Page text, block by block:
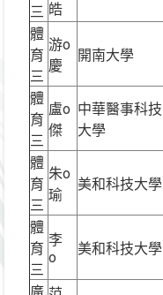
三 皓
體
育
三
游o
慶
開南大學
體
育
三
盧o
傑
中華醫事科技
大學
體
育
三
朱o
瑜
美和科技大學
體
育
三
李
o
美和科技大學